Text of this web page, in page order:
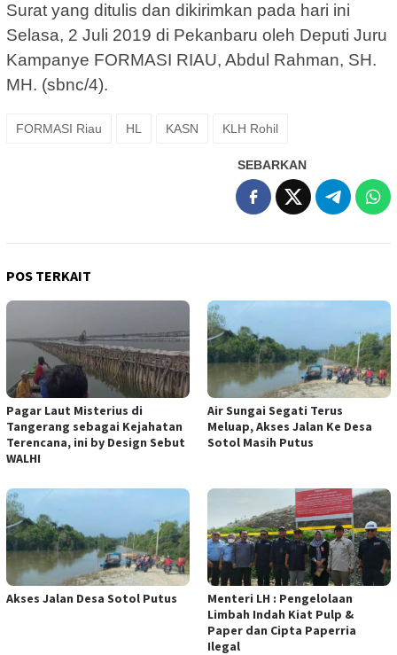
Surat yang ditulis dan dikirimkan pada hari ini
Selasa, 2 Juli 2019 di Pekanbaru oleh Deputi Juru
Kampanye FORMASI RIAU, Abdul Rahman, SH.
MH. (sbnc/4).
FORMASI Riau HL KASN KLH Rohil
SEBARKAN
POS TERKAIT
Pagar Laut Misterius di
Tangerang sebagai Kejahatan
Terencana, ini by Design Sebut
WALHI
Air Sungai Segati Terus
Meluap, Akses Jalan Ke Desa
Sotol Masih Putus
Akses Jalan Desa Sotol Putus
Menteri LH : Pengelolaan
Limbah Indah Kiat Pulp &
Paper dan Cipta Paperria
Ilegal